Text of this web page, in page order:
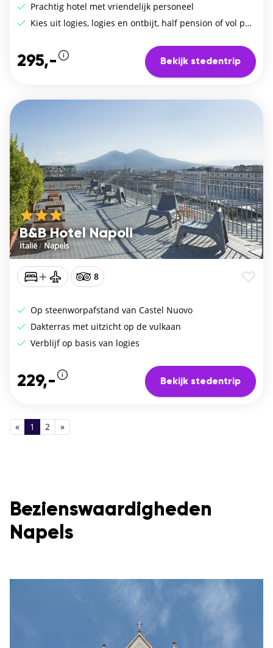
Prachtig hotel met vriendelijk personeel
Kies uit logies, logies en ontbijt, half pension of vol pension
295,- Bekijk stedentrip
B&B Hotel Napoli
Italië/ Napels
8
Op steenworpafstand van Castel Nuovo
Dakterras met uitzicht op de vulkaan
Verblijf op basis van logies
229,- Bekijk stedentrip
« 1 2 »
Bezienswaardigheden
Napels